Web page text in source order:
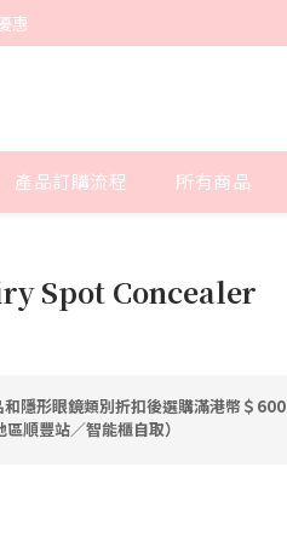
惠
產品訂購流程 所有商品
Spot Concealer
隱形眼鏡類別折扣後選購滿港幣＄600
順豐站／智能櫃自取）